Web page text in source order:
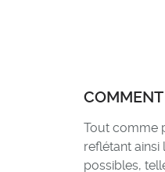
Tout comme
reflétant
possibles,